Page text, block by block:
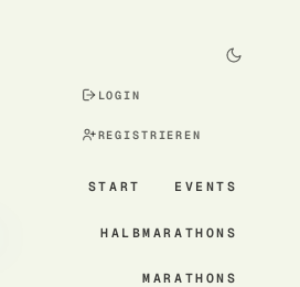
LOGIN
REGISTRIEREN
START EVENTS
HALBMARATHONS
MARATHONS